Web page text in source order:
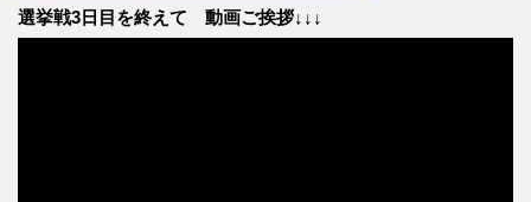
選挙戦3日目を終えて 動画ご挨拶↓↓↓